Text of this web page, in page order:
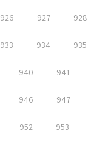
926 927 928
933 934 935
940 941
946 947
952 953